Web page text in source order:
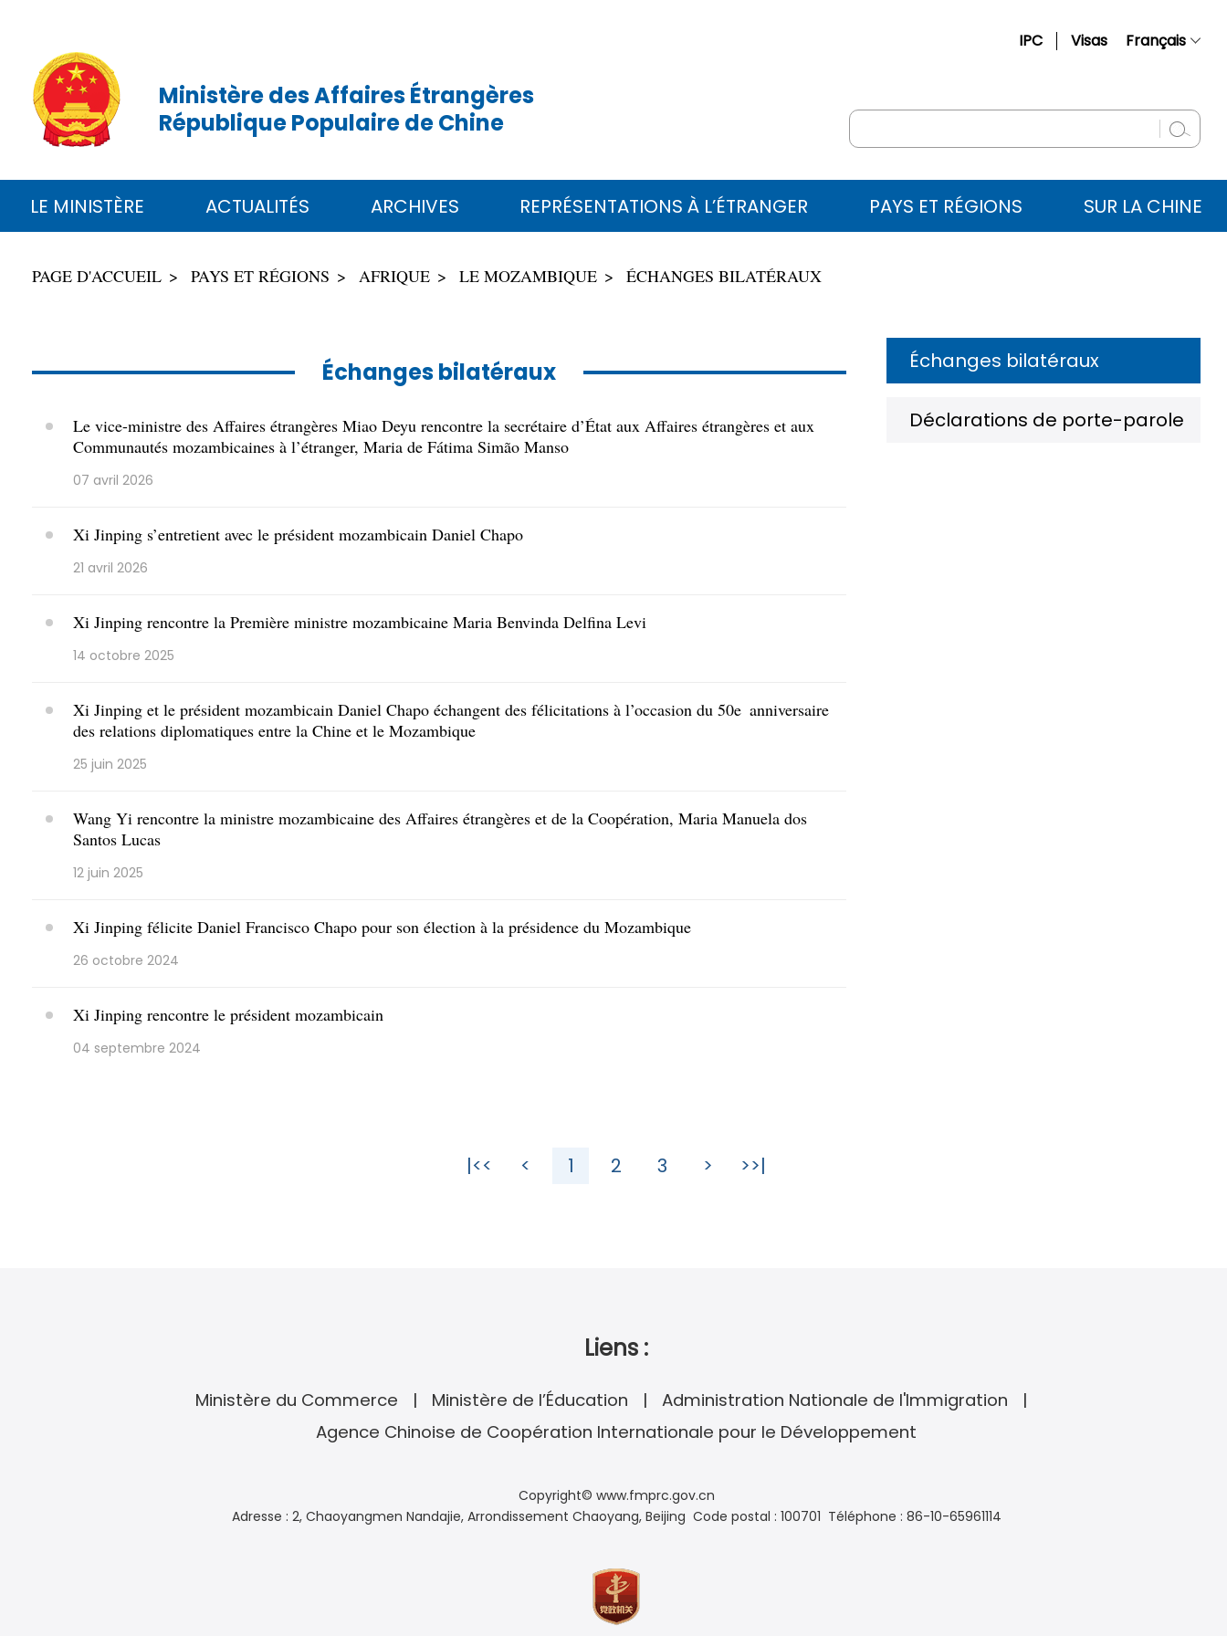
IPC Visas Français
English
Русский
Español
Ministère des Affaires Étrangères
République Populaire de Chine
LE MINISTÈRE ACTUALITÉS ARCHIVES REPRÉSENTATIONS À L’ÉTRANGER PAYS ET RÉGIONS SUR LA CHINE
PAGE D'ACCUEIL PAYS ET RÉGIONS AFRIQUE LE MOZAMBIQUE ÉCHANGES BILATÉRAUX
Échanges bilatéraux
Le vice-ministre des Affaires étrangères Miao Deyu rencontre la secrétaire d’État aux Affaires étrangères et aux
Communautés mozambicaines à l’étranger, Maria de Fátima Simão Manso
07 avril 2026
Xi Jinping s’entretient avec le président mozambicain Daniel Chapo
21 avril 2026
Xi Jinping rencontre la Première ministre mozambicaine Maria Benvinda Delfina Levi
14 octobre 2025
Xi Jinping et le président mozambicain Daniel Chapo échangent des félicitations à l’occasion du 50e anniversaire
des relations diplomatiques entre la Chine et le Mozambique
25 juin 2025
Wang Yi rencontre la ministre mozambicaine des Affaires étrangères et de la Coopération, Maria Manuela dos
Santos Lucas
12 juin 2025
Xi Jinping félicite Daniel Francisco Chapo pour son élection à la présidence du Mozambique
26 octobre 2024
Xi Jinping rencontre le président mozambicain
04 septembre 2024
Échanges bilatéraux
Déclarations de porte-parole
|<< < 1 2 3 > >>|
Liens :
Ministère du Commerce Ministère de l’Éducation
Administration Nationale de l'Immigration
Agence Chinoise de Coopération Internationale pour le Développement
Copyright© www.fmprc.gov.cn
Adresse : 2, Chaoyangmen Nandajie, Arrondissement Chaoyang, Beijing Code postal : 100701 Téléphone : 86-10-65961114